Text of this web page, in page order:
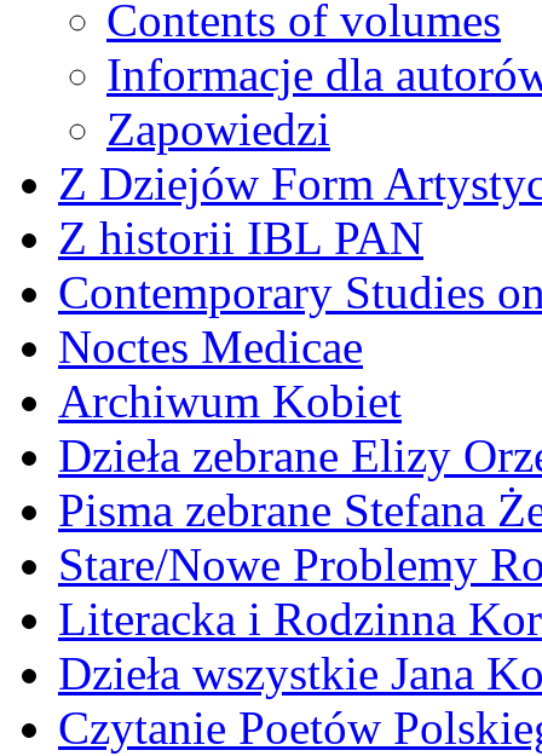
Contents of volumes
Informacje dla
Zapowiedzi
Z Dziejów Form
Z historii IBL PAN
Contemporary Studies
Noctes Medicae
Archiwum Kobiet
Dzieła zebrane Elizy
Pisma zebrane Stefana
Stare/Nowe Problemy
Literacka i Rodzinna
Dzieła wszystkie Jana
Czytanie Poetów